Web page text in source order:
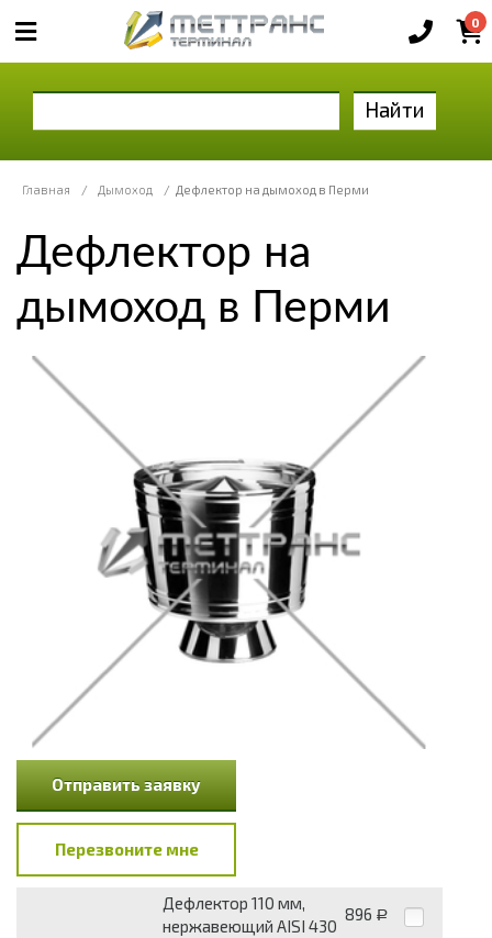
0
Найти
Главная / Дымоход / Дефлектор на дымоход в Перми
Дефлектор на
дымоход в Перми
Отправить заявку
Перезвоните мне
Дефлектор 110 мм,
нержавеющий AISI 430
896 Р